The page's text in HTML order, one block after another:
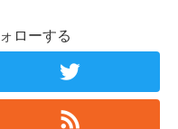
ローする